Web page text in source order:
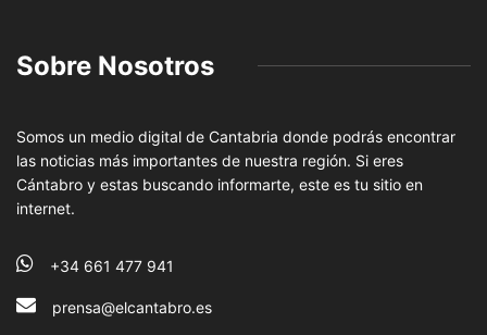
Sobre Nosotros
Somos un medio digital de Cantabria donde podrás encontrar
las noticias más importantes de nuestra región. Si eres
Cántabro y estas buscando informarte, este es tu sitio en
internet.
+34 661 477 941
prensa@elcantabro.es